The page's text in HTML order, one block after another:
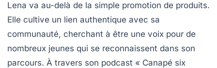
Lena va au-delà de la simple promotion de produits.
Elle cultive un lien authentique avec sa
communauté, cherchant à être une voix pour de
nombreux jeunes qui se reconnaissent dans son
parcours. À travers son podcast « Canapé six